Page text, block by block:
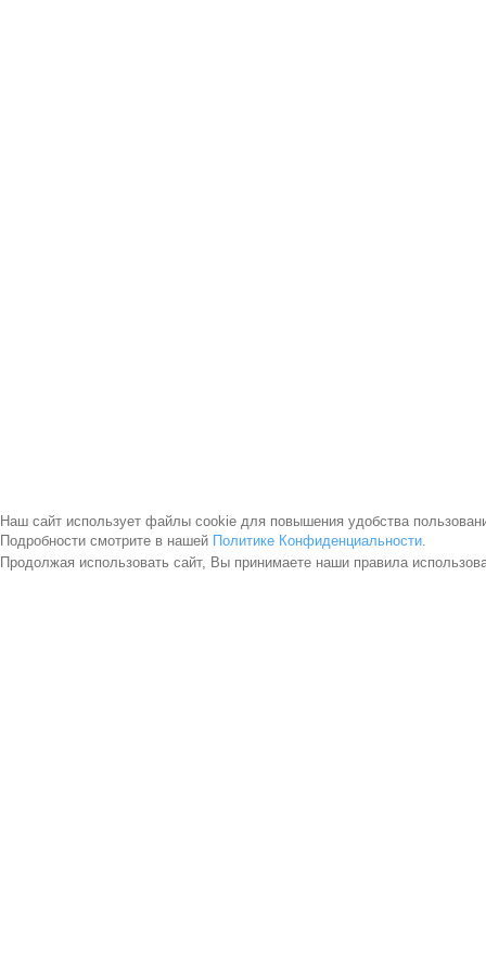
Наш сайт использует файлы cookie для повышения удобства
Подробности смотрите в нашей Политике Конфиденциальности.
Продолжая использовать сайт, Вы принимаете наши правила